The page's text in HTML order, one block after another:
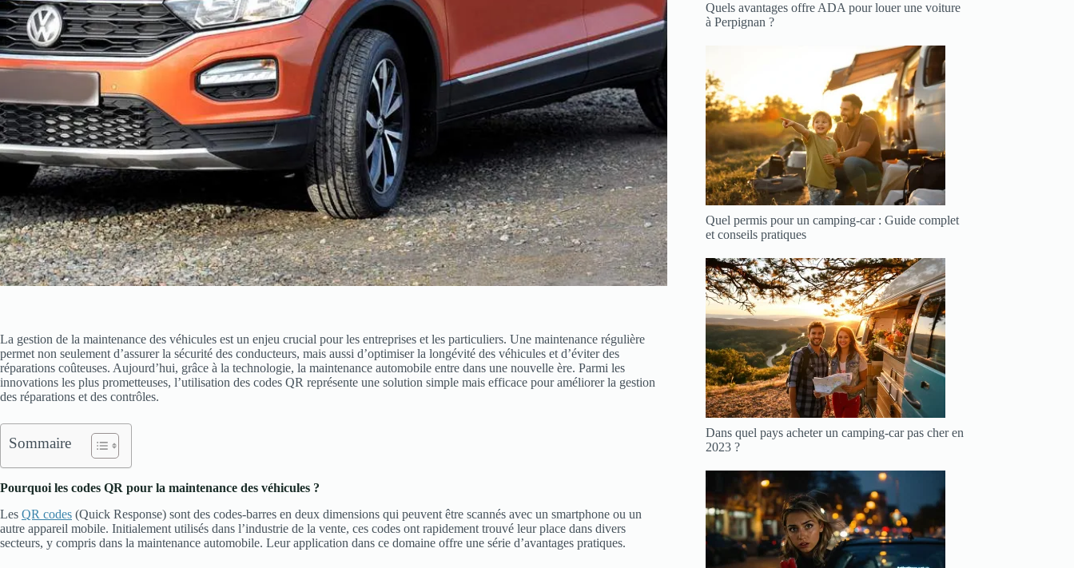
La gestion de la maintenance des véhicules est un enjeu crucial pour les entreprises et les particuliers. Une maintenance régulière
permet non seulement d’assurer la sécurité des conducteurs, mais aussi d’optimiser la longévité des véhicules et d’éviter des
réparations coûteuses. Aujourd’hui, grâce à la technologie, la maintenance automobile entre dans une nouvelle ère. Parmi les
innovations les plus prometteuses, l’utilisation des codes QR représente une solution simple mais efficace pour améliorer la gestion
des réparations et des contrôles.
Sommaire
Pourquoi les codes QR pour la maintenance des véhicules ?
Les QR codes (Quick Response) sont des codes-barres en deux dimensions qui peuvent être scannés avec un smartphone ou un
autre appareil mobile. Initialement utilisés dans l’industrie de la vente, ces codes ont rapidement trouvé leur place dans divers
secteurs, y compris dans la maintenance automobile. Leur application dans ce domaine offre une série d’avantages pratiques.
Quels avantages offre ADA pour louer une voiture
à Perpignan ?
Quel permis pour un camping-car : Guide complet
et conseils pratiques
Dans quel pays acheter un camping-car pas cher en
2023 ?